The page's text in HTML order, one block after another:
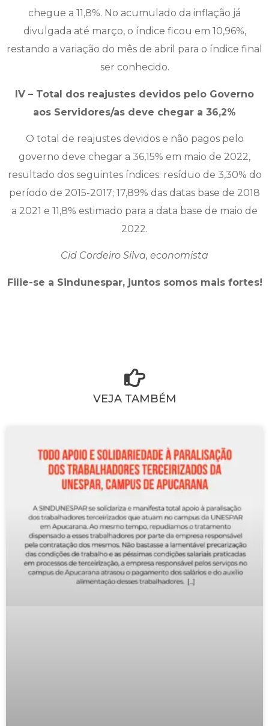
chegue a 11,8%. No acumulado da inflação já
divulgada até março, o índice ficou em 10,96%,
restando a variação do mês de abril para o índice final
ser conhecido.
IV – Total dos reajustes devidos pelo Governo
aos Servidores/as deve chegar a 36,2%
O total de reajustes devidos e não pagos pelo
governo deve chegar a 36,15% em maio de 2022,
resultado dos seguintes índices: resíduo de 3,30% do
período de 2015-2017; 17,89% das datas base de 2018
a 2021 e 11,8% estimado para a data base de maio de
2022.
Cid Cordeiro Silva, economista
Filie-se a Sindunespar, juntos somos mais fortes!
VEJA TAMBÉM